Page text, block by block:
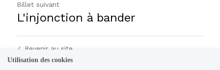
Billet suivant
L'injonction à bander
Revenir au site
Utilisation des cookies